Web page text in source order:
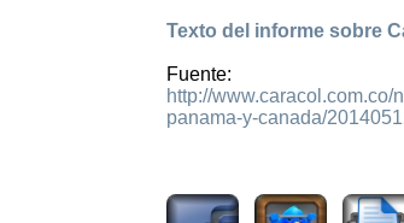
Texto del informe sobre
Fuente:
http://
panama-y-canada/